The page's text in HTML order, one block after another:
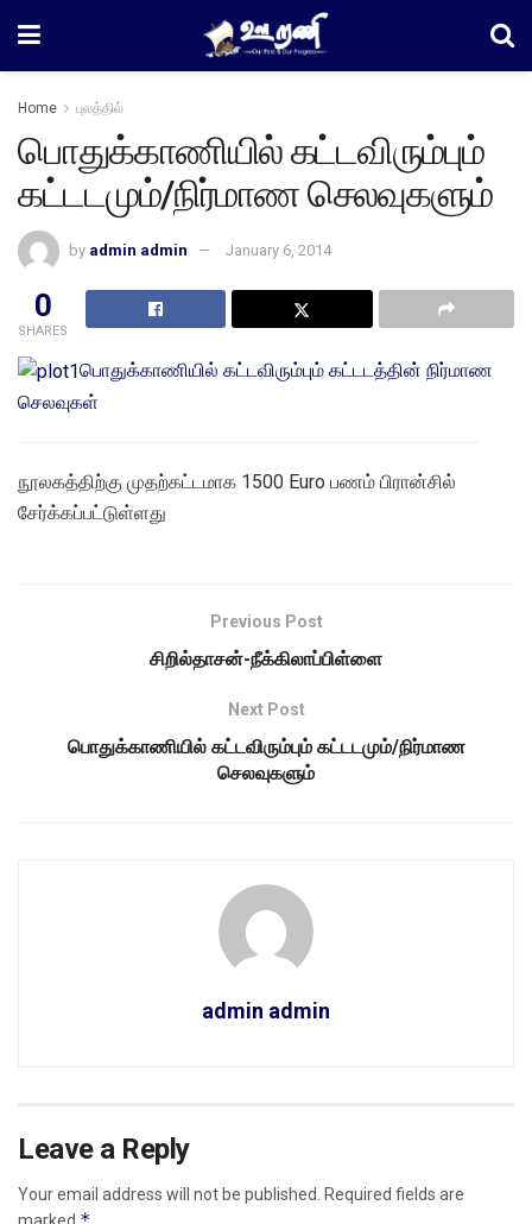
Home புலத்தில்
பொதுக்காணியில் கட்டவிரும்பும்
கட்டடமும்/நிர்மாண செலவுகளும்
by admin admin January 6, 2014
0
SHARES
பொதுக்காணியில் கட்டவிரும்பும் கட்டடத்தின் நிர்மாண
செலவுகள்
நூலகத்திற்கு முதற்கட்டமாக 1500 Euro பணம் பிரான்சில்
சேர்க்கப்பட்டுள்ளது
Previous Post
சிறில்தாசன்-நீக்கிலாப்பிள்ளை
Next Post
பொதுக்காணியில் கட்டவிரும்பும் கட்டடமும்/நிர்மாண
செலவுகளும்
admin admin
Leave a Reply
Your email address will not be published. Required fields are
marked *